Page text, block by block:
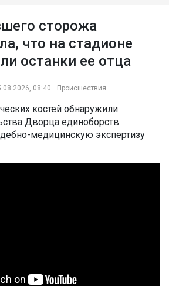
сторожа
что на стадионе
останки ее отца
08:40 Происшествия
костей обнаружили
Дворца единоборств.
медицинскую экспертизу